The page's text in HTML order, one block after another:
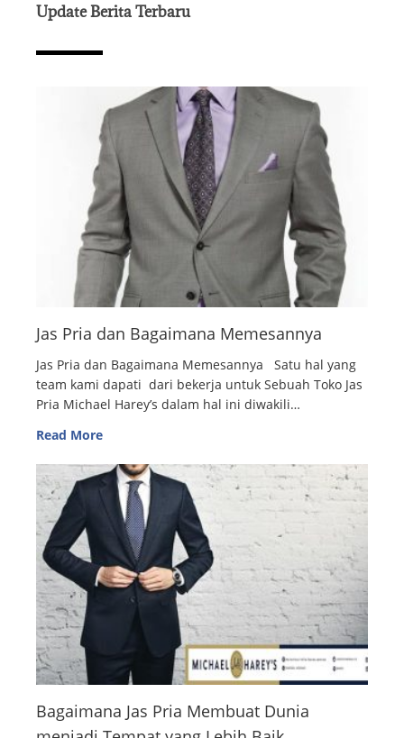
Update Berita Terbaru
Jas Pria dan Bagaimana Memesannya
Jas Pria dan Bagaimana Memesannya Satu hal yang
team kami dapati dari bekerja untuk Sebuah Toko Jas
Pria Michael Harey’s dalam hal ini diwakili…
Read More
Bagaimana Jas Pria Membuat Dunia